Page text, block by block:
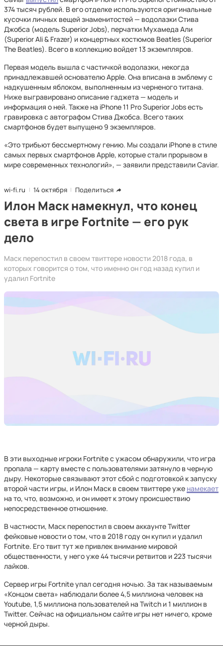
374 тысяч рублей. В его отделке используются оригинальные
кусочки личных вещей знаменитостей — водолазки Стива
Джобса (модель Superior Jobs), перчатки Мухамеда Али
(Superior Ali & Frazer) и концертных костюмов Beatles (Superior
The Beatles). Всего в коллекцию войдет 13 экземпляров.
Первая модель вышла с частичкой водолазки, некогда
принадлежавшей основателю Apple. Она вписана в эмблему с
надкушенным яблоком, выполненным из черненого титана.
Ниже выгравировано описание гаджета — модель и
информация о ней. Также на iPhone 11 Pro Superior Jobs есть
гравировка с автографом Стива Джобса. Всего таких
смартфонов будет выпущено 9 экземпляров.
«Это трибьют бессмертному гению. Мы создали iPhone в стиле
самых первых смартфонов Apple, которые стали прорывом в
мире современных технологий», — заявили представили Caviar.
wi-fi.ru 14 октября Поделиться
Илон Маск намекнул, что конец
света в игре Fortnite — его рук
дело
Маск перепостил в своем твиттере новости 2018 года, в
которых говорится о том, что именно он год назад купил и
удалил Fortnite
В эти выходные игроки Fortnite с ужасом обнаружили, что игра
пропала — карту вместе с пользователями затянуло в черную
дыру. Некоторые связывают этот сбой с подготовкой к запуску
второй части игры, и Илон Маск в своем твиттере уже намекает
на то, что, возможно, и он имеет к этому происшествию
непосредственное отношение.
В частности, Маск перепостил в своем аккаунте Twitter
фейковые новости о том, что в 2018 году он купил и удалил
Fortnite. Его твит тут же привлек внимание мировой
общественности, у него уже 44 тысячи ретвитов и 223 тысячи
лайков.
Сервер игры Fortnite упал сегодня ночью. За так называемым
«Концом света» наблюдали более 4,5 миллиона человек на
Youtube, 1,5 миллиона пользователей на Twitch и 1 миллион в
Twitter. Сейчас на официальном сайте игры нет ничего, кроме
черной дыры.